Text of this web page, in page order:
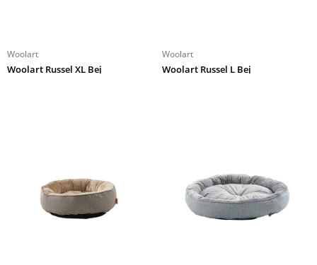
Woolart
Woolart Russel XL Bej
Woolart
Woolart Russel L Bej